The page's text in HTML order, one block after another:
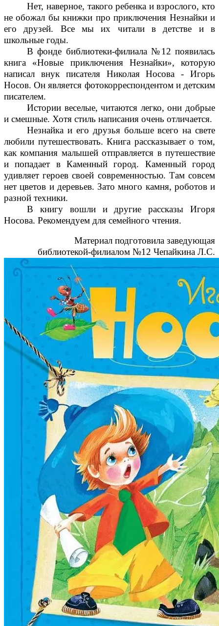
Нет, наверное, такого ребенка и взрослого, кто
не обожал бы книжки про приключения Незнайки и
его друзей. Все мы их читали в детстве и в
школьные годы.
В фонде библиотеки-филиала №12 появилась
книга «Новые приключения Незнайки», которую
написал внук писателя Николая Носова - Игорь
Носов. Он является фотокорреспондентом и детским
писателем.
Истории веселые, читаются легко, они добрые
и смешные. Хотя стиль написания очень отличается.
Незнайка и его друзья больше всего на свете
любили путешествовать. Книга рассказывает о том,
как компания малышей отправляется в путешествие
и попадает в Каменный город. Каменный город
удивляет героев своей современностью. Там совсем
нет цветов и деревьев. Зато много камня, роботов и
разной техники.
В книгу вошли и другие рассказы Игоря
Носова. Рекомендуем для семейного чтения.
Материал подготовила заведующая
библиотекой-филиалом №12 Чепайкина Л.С.